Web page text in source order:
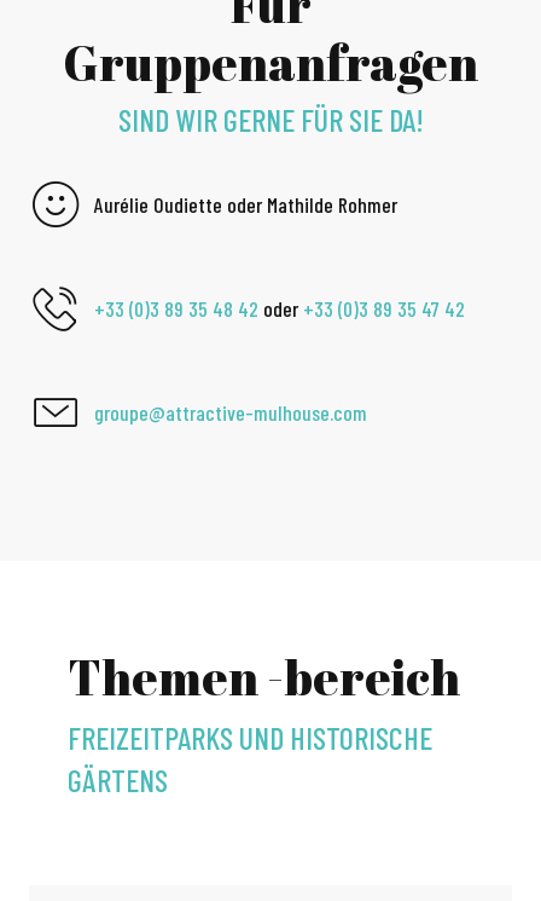
Gruppenanfragen
SIND WIR GERNE FÜR SIE DA!
Aurélie Oudiette oder Mathilde Rohmer
+33 (0)3 89 35 48 42 oder+33 (0)3 89 35 47 42
groupe@attractive-mulhouse.com
Themen -bereich
FREIZEITPARKS UND HISTORISCHE
GÄRTENS